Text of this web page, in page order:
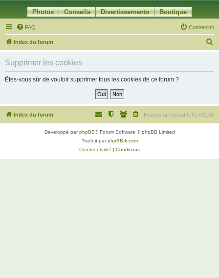
Photos Conseils Divertissements Boutique
FAQ Connexion
Index du forum
h
Supprimer les cookies
Êtes-vous sûr de vouloir supprimer tous les cookies de ce forum ?
Index du forum Heures au format UTC+02:00
Développé parphpBB® Forum Software © phpBB Limited
Traduit parphpBB-fr.com
Confidentialité | Conditions